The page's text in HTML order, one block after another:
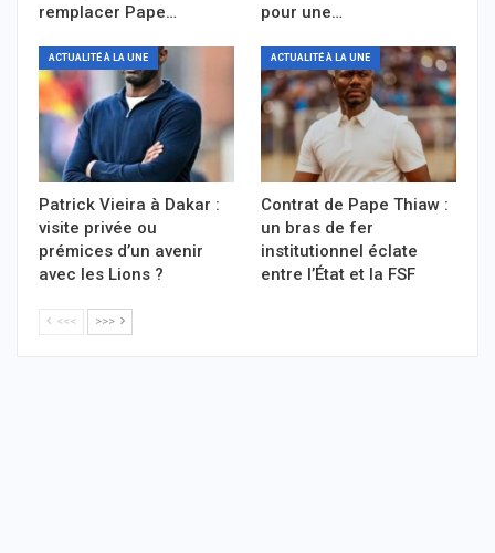
remplacer Pape…
pour une…
ACTUALITÉ À LA UNE
Patrick Vieira à Dakar :
visite privée ou
prémices d’un avenir
avec les Lions ?
ACTUALITÉ À LA UNE
Contrat de Pape Thiaw :
un bras de fer
institutionnel éclate
entre l’État et la FSF
<<< >>>